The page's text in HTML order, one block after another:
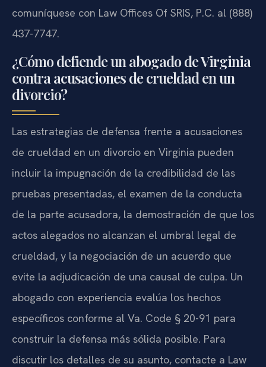
comuníquese con Law Offices Of SRIS, P.C. al (888)
437-7747.
¿Cómo defiende un abogado de Virginia
contra acusaciones de crueldad en un
divorcio?
Las estrategias de defensa frente a acusaciones
de crueldad en un divorcio en Virginia pueden
incluir la impugnación de la credibilidad de las
pruebas presentadas, el examen de la conducta
de la parte acusadora, la demostración de que los
actos alegados no alcanzan el umbral legal de
crueldad, y la negociación de un acuerdo que
evite la adjudicación de una causal de culpa. Un
abogado con experiencia evalúa los hechos
específicos conforme al Va. Code § 20-91 para
construir la defensa más sólida posible. Para
discutir los detalles de su asunto, contacte a Law